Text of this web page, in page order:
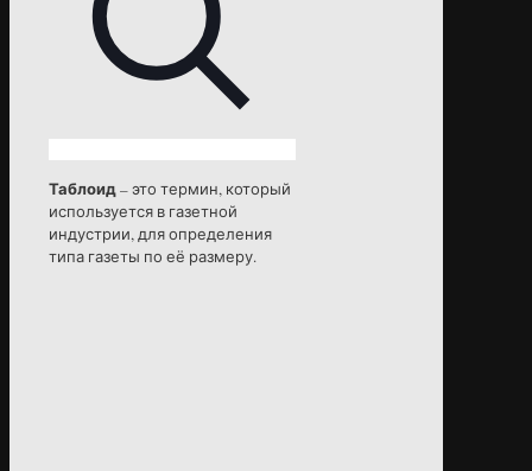
Таблоид– это термин, который
используется в газетной
индустрии, для определения
типа газеты по её размеру.